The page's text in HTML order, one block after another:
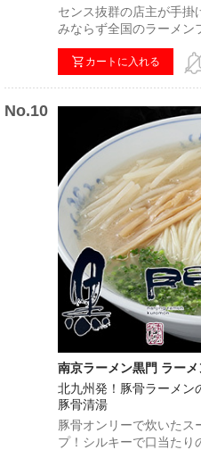
センス抜群の店主が手掛
みならず全国のラーメン
今回は、煮干しでもG系
負！濃度、粘度、パン
カートに入れる
南京ラーメン黒門 ラーメ
北九州発！豚骨ラーメン
豚骨清湯
豚骨オンリーで炊いたス
プ！シルキーで口当たり